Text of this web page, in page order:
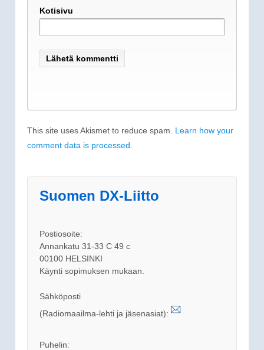
Kotisivu
This site uses Akismet to reduce spam. Learn how your
comment data is processed.
Suomen DX-Liitto
Postiosoite:
Annankatu 31-33 C 49 c
00100 HELSINKI
Käynti sopimuksen mukaan.
Sähköposti
(Radiomaailma-lehti ja jäsenasiat):
Puhelin: